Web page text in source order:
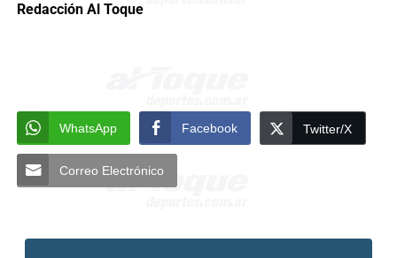
Redacción Al Toque
WhatsApp Facebook Twitter/X
Correo Electrónico